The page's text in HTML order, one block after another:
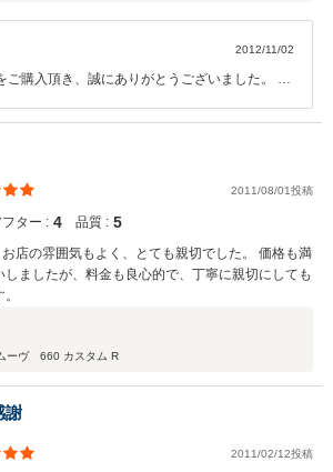
2012/11/02
ご購入頂き、誠にありがとうございました。 高
一杯努力していきます。 お近くにこられた際は
てください。 御来店お待ちしております。
2011/08/01投稿
フター : 4 品質 : 5
店の雰囲気もよく、とても親切でした。 価格も満
しましたが、料金も良心的で、丁寧に親切にしても
ーヴ 660 カスタム R
謝
2011/02/12投稿